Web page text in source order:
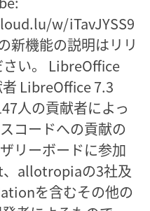
w/iTavJYSS9
新機能の説明はリリ
い。 LibreOffice
LibreOffice 7.3
人の貢献者によっ
コードへの貢献の
リーボードに参加
allotropiaの3社及
を含むその他の